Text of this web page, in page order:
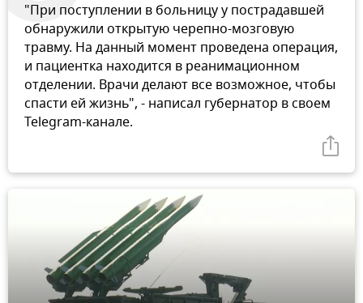
"При поступлении в больницу у пострадавшей
обнаружили открытую черепно-мозговую
травму. На данный момент проведена операция,
и пациентка находится в реанимационном
отделении. Врачи делают все возможное, чтобы
спасти ей жизнь", - написал губернатор в своем
Telegram-канале.